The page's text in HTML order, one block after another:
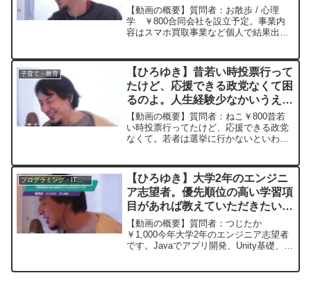
で登記するとバレますか？リスク
などひろゆきさんの見解をお聞き
したいですー ひろゆき切り抜
【動画の概要】質問者：お散歩 / 心理
学 ￥800合同会社を設立予定。事業内
容はスマホ買取事業など個人で結果出て
書には居住専用と記載あり。バーチャル
オフィスは融資弱い&...
子育て・教育
【ひろゆき】昔若い時投票行って
たけど、応援できる政党なくて困
るのよ。人生経験少なかいうえに
コミュ障だし政治家の裏の思惑も
読み取れないどうしたら良かっ
た？ー ひろゆき切り抜き
【動画の概要】質問者：ねこ￥800昔若
い時投票行ってたけど、応援できる政党
なくて。若者は選挙に行かないといわれ
よ、でも人生経験少なかいうえにコミュ
障だし政治家の裏の思惑も...
プログラミング・IT業界
【ひろゆき】大学2年のエンジニ
ア志望者。優先順位の高い学習項
目があれば教えていただきたいで
す。ー ひろゆき切り抜き
20240228
【動画の概要】質問者：つじたか
￥1,000今年大学2年のエンジニア志望者
です。Javaでアプリ開発、Unity基礎、ま